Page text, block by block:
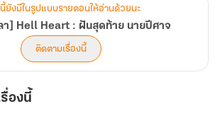
นี้ยังมีในรูปแบบรายตอนให้อ่านด้วยนะ
า] Hell Heart : ฝันสุดท้าย นายปีศาจ
ติดตามเรื่องนี้
องนี้